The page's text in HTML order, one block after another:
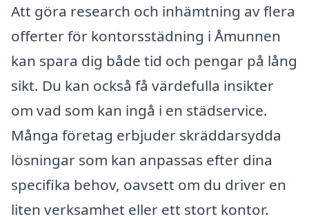
Att göra research och inhämtning av flera
offerter för kontorsstädning i Åmunnen
kan spara dig både tid och pengar på lång
sikt. Du kan också få värdefulla insikter
om vad som kan ingå i en städservice.
Många företag erbjuder skräddarsydda
lösningar som kan anpassas efter dina
specifika behov, oavsett om du driver en
liten verksamhet eller ett stort kontor.